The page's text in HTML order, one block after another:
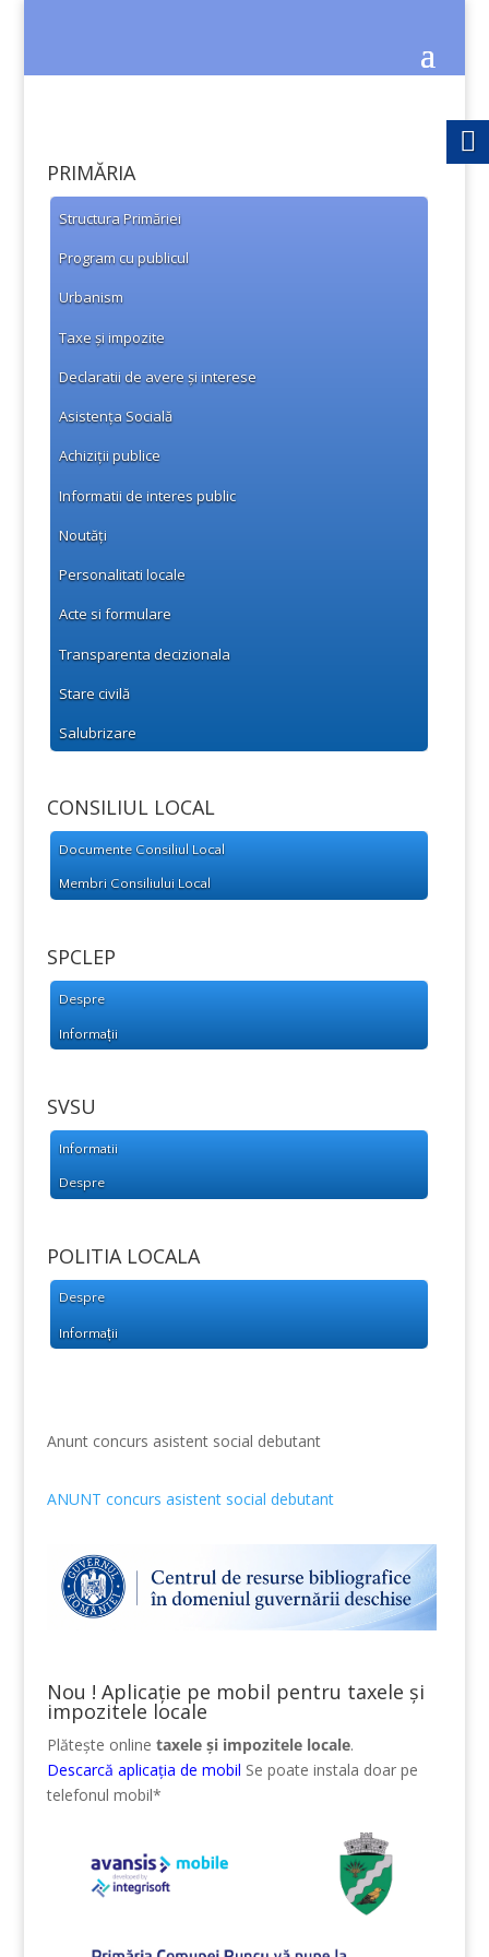
PRIMĂRIA
Structura Primăriei
Program cu publicul
Urbanism
Taxe și impozite
Declaratii de avere și interese
Asistența Socială
Achiziții publice
Informatii de interes public
Noutăți
Personalitati locale
Acte si formulare
Transparenta decizionala
Stare civilă
Salubrizare
CONSILIUL LOCAL
Documente Consiliul Local
Membri Consiliului Local
SPCLEP
Despre
Informații
SVSU
Informatii
Despre
POLITIA LOCALA
Despre
Informații
Anunt concurs asistent social debutant
ANUNT concurs asistent social debutant
Nou ! Aplicație pe mobil pentru taxele și
impozitele locale
Plătește online taxele și impozitele locale.
Descarcă aplicația de mobil Se poate instala doar pe
telefonul mobil*